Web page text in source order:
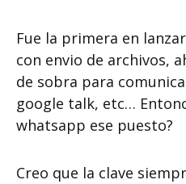
Fue la primera en
con envio de archivos,
de sobra para
google talk, etc…
whatsapp ese puesto?
Creo que la clave